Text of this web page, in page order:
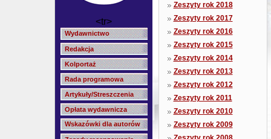
<tr>
Wydawnictwo
Redakcja
Kolportaż
Rada programowa
Artykuły/Streszczenia
Opłata wydawnicza
Wskazówki dla autorów
Zeszyty rok 2018
Zeszyty rok 2017
Zeszyty rok 2016
Zeszyty rok 2015
Zeszyty rok 2014
Zeszyty rok 2013
Zeszyty rok 2012
Zeszyty rok 2011
Zeszyty rok 2010
Zeszyty rok 2009